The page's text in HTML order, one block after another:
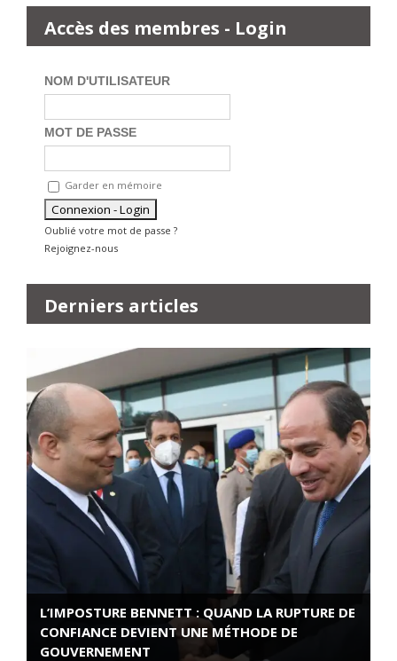
Accès des membres - Login
NOM D'UTILISATEUR
MOT DE PASSE
Garder en mémoire
Oublié votre mot de passe ?
Rejoignez-nous
Derniers articles
L’IMPOSTURE BENNETT : QUAND LA RUPTURE DE
CONFIANCE DEVIENT UNE MÉTHODE DE
GOUVERNEMENT